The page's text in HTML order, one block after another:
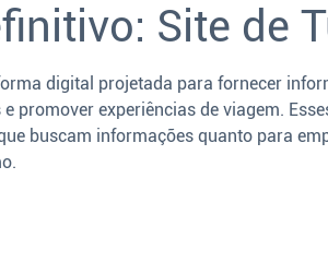
Site de
digital projetada para fornecer
promover experiências de viagem.
buscam informações quanto para